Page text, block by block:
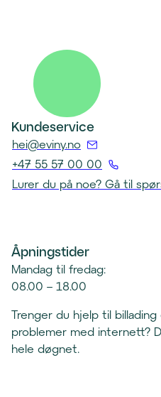
Kundeservice
hei@eviny.no(
Å
n
o
t
k
+47 55 57 00 00
(
e
r
t
e
f
Lurer du på noe? Gå til
Åpningstider
Mandag til fredag:
08.00 – 18.00
Trenger du hjelp til
problemer med internett?
hele døgnet.